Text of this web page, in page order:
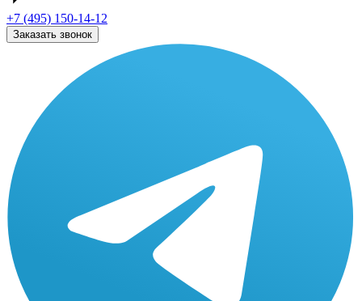
+7 (495) 150-14-12
Заказать звонок